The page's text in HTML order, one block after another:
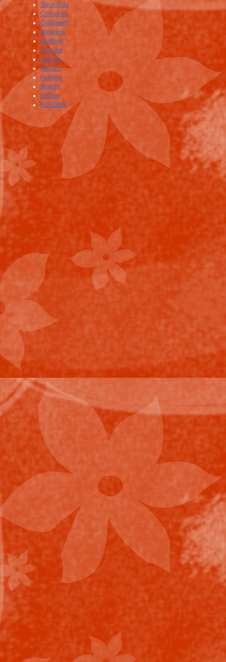
Juice Plus
Colostrum
CellReset
Wellness
Earthing
Literatur
Vemma
Medien
Fashion
Beauty
Edifors
KUNDEN